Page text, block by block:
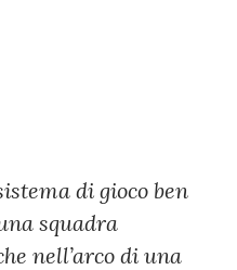
di gioco ben
squadra
nell’arco di una